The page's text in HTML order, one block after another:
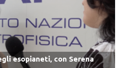
esopianeti, con Serena